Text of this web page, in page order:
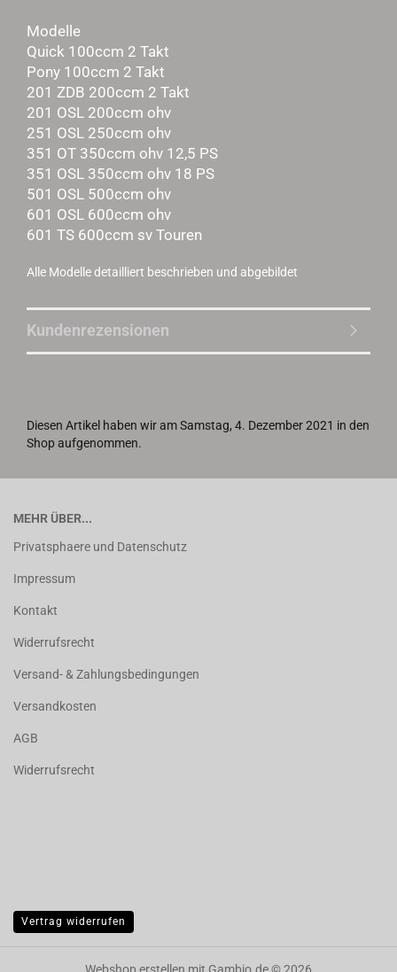
Modelle
Quick 100ccm 2 Takt
Pony 100ccm 2 Takt
201 ZDB 200ccm 2 Takt
201 OSL 200ccm ohv
251 OSL 250ccm ohv
351 OT 350ccm ohv 12,5 PS
351 OSL 350ccm ohv 18 PS
501 OSL 500ccm ohv
601 OSL 600ccm ohv
601 TS 600ccm sv Touren
Alle Modelle detailliert beschrieben und abgebildet
Kundenrezensionen
Diesen Artikel haben wir am Samstag, 4. Dezember 2021 in den
Shop aufgenommen.
MEHR ÜBER...
Privatsphaere und Datenschutz
Impressum
Kontakt
Widerrufsrecht
Versand- & Zahlungsbedingungen
Versandkosten
AGB
Widerrufsrecht
Vertrag widerrufen